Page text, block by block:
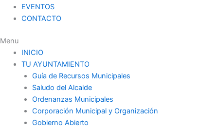
EVENTOS
CONTACTO
Menu
INICIO
TU AYUNTAMIENTO
Guía de Recursos Municipales
Saludo del Alcalde
Ordenanzas Municipales
Corporación Municipal y Organización
Gobierno Abierto